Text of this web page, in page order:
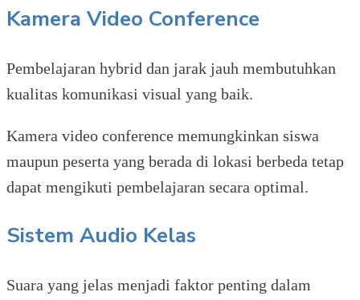
Kamera Video Conference
Pembelajaran hybrid dan jarak jauh membutuhkan
kualitas komunikasi visual yang baik.
Kamera video conference memungkinkan siswa
maupun peserta yang berada di lokasi berbeda tetap
dapat mengikuti pembelajaran secara optimal.
Sistem Audio Kelas
Suara yang jelas menjadi faktor penting dalam